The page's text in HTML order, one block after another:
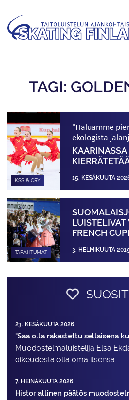
TAGI:
KISS & CRY
"Haluamme
ekologista
15. KESÄKUUTA
TAPAHTUMAT
LUISTELIVAT
FRENCH
3. HELMIKUUTA
23. KESÄKUUTA 2026
"Saa olla rakastettu sellaisena
Muodostelma­luistelija Elsa
oikeudesta olla oma itsensä
7. HEINÄKUUTA 2026
Historiallinen päätös